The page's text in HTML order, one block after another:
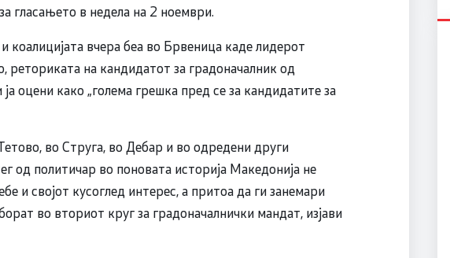
гласањето в недела на 2 ноември.
вчера беа во Брвеница каде лидерот
реториката на кандидатот за градоначалник од
оцени како „голема грешка пред се за кандидатите за
во Струга, во Дебар и во одредени други
од политичар во поновата историја Македонија не
и својот кусоглед интерес, а притоа да ги занемари
во вториот круг за градоначалнички мандат, изјави